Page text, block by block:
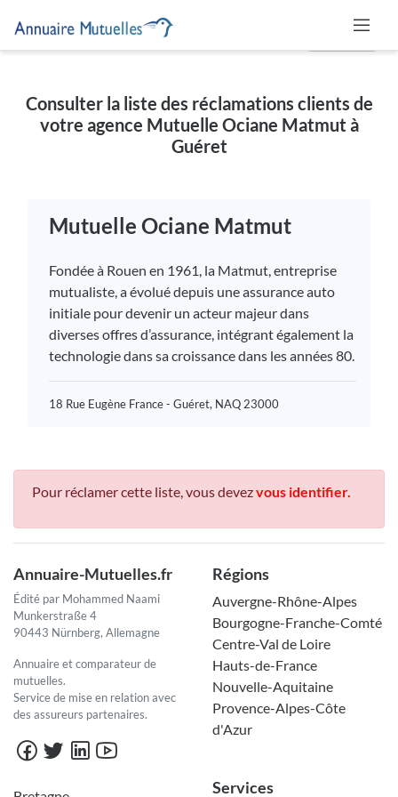
Consulter la liste des réclamations clients de
votre agence Mutuelle Ociane Matmut à
Guéret
Mutuelle Ociane Matmut
Fondée à Rouen en 1961, la Matmut, entreprise
mutualiste, a évolué depuis une assurance auto
initiale pour devenir un acteur majeur dans
diverses offres d’assurance, intégrant également la
technologie dans sa croissance dans les années 80.
18 Rue Eugène France - Guéret, NAQ 23000
Pour réclamer cette liste, vous devezvous identifier.
Annuaire-Mutuelles.fr
Édité par Mohammed Naami
Munkerstraße 4
90443 Nürnberg, Allemagne
Annuaire et comparateur de
mutuelles.
Service de mise en relation avec
des assureurs partenaires.
Régions
Auvergne-Rhône-Alpes
Bourgogne-Franche-Comté
Centre-Val de Loire
Hauts-de-France
Nouvelle-Aquitaine
Provence-Alpes-Côte
d'Azur
Services